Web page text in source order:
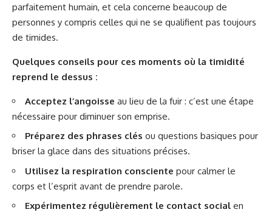
parfaitement humain, et cela concerne beaucoup de
personnes y compris celles qui ne se qualifient pas toujours
de timides.
Quelques conseils pour ces moments où la timidité
reprend le dessus :
Acceptez l’angoisse au lieu de la fuir : c’est une étape
nécessaire pour diminuer son emprise.
Préparez des phrases clés ou questions basiques pour
briser la glace dans des situations précises.
Utilisez la respiration consciente pour calmer le
corps et l’esprit avant de prendre parole.
Expérimentez régulièrement le contact social en